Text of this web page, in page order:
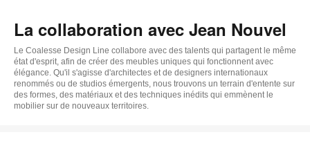
La collaboration avec Jean Nouvel
Le Coalesse Design Line collabore avec des talents qui partagent le même
état d'esprit, afin de créer des meubles uniques qui fonctionnent avec
élégance. Qu'il s'agisse d'architectes et de designers internationaux
renommés ou de studios émergents, nous trouvons un terrain d'entente sur
des formes, des matériaux et des techniques inédits qui emmènent le
mobilier sur de nouveaux territoires.